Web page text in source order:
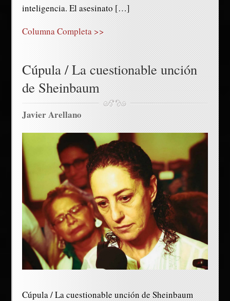
inteligencia. El asesinato […]
Columna Completa >>
Cúpula / La cuestionable unción
de Sheinbaum
Javier Arellano
Cúpula / La cuestionable unción de Sheinbaum